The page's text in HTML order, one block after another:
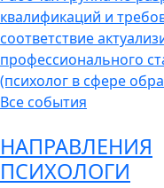
квалификаций и
соответствие
профессионального
(психолог в сфере
Все события
НАПРАВЛЕНИЯ
ПСИХОЛОГИ